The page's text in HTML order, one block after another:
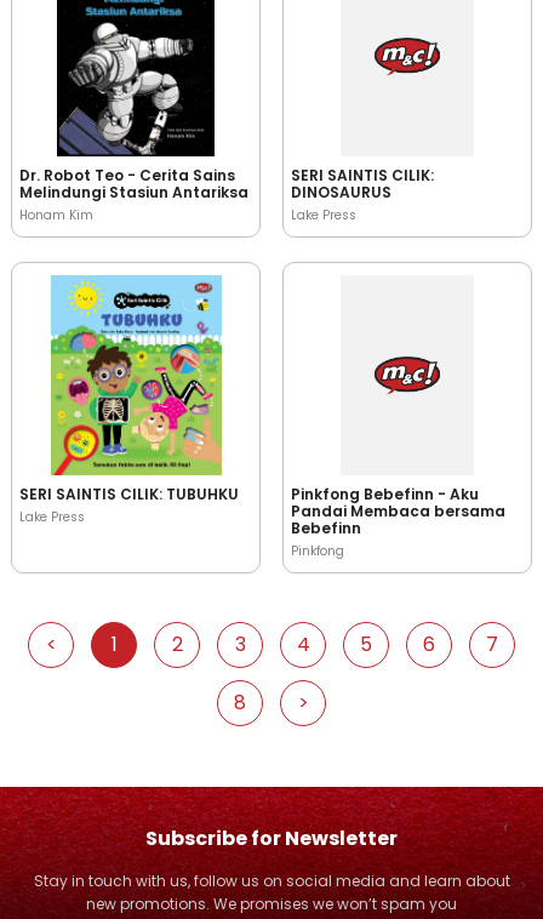
Dr. Robot Teo - Cerita Sains
Melindungi Stasiun Antariksa
Honam Kim
SERI SAINTIS CILIK:
DINOSAURUS
Lake Press
SERI SAINTIS CILIK: TUBUHKU
Lake Press
Pinkfong Bebefinn - Aku
Pandai Membaca bersama
Bebefinn
Pinkfong
< 1 2 3 4 5 6 7
8 >
Subscribe for Newsletter
Stay in touch with us, follow us on social media and learn about
new promotions. We promises we won’t spam you